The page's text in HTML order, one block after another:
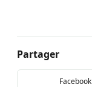
Partager
Facebook